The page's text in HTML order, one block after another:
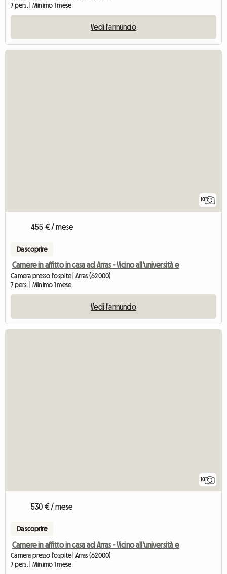
7 pers. | Minimo 1 mese
Vedi l'annuncio
10
455 € / mese
Da scoprire
Camere in affitto in casa ad Arras - Vicino all'università e
Camera presso l'ospite | Arras (62000)
7 pers. | Minimo 1 mese
Vedi l'annuncio
10
530 € / mese
Da scoprire
Camere in affitto in casa ad Arras - Vicino all'università e
Camera presso l'ospite | Arras (62000)
7 pers. | Minimo 1 mese